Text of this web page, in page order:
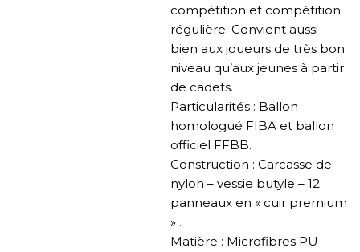
compétition et compétition
régulière. Convient aussi
bien aux joueurs de très bon
niveau qu’aux jeunes à partir
de cadets.
Particularités : Ballon
homologué FIBA et ballon
officiel FFBB.
Construction : Carcasse de
nylon – vessie butyle – 12
panneaux en « cuir premium
» .
Matière : Microfibres PU